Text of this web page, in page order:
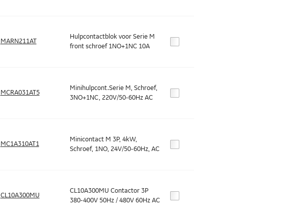
MARN211AT
Hulpcontactblok voor Serie M
front schroef 1NO+1NC 10A
MCRA031AT5
Minihulpcont.Serie M, Schroef,
3NO+1NC, 220V/50-60Hz AC
MC1A310AT1
Minicontact M 3P, 4kW,
Schroef, 1NO, 24V/50-60Hz, AC
CL10A300MU
CL10A300MU Contactor 3P
380-400V 50Hz / 480V 60Hz AC